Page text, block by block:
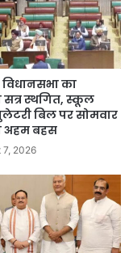
का
स्थगित, स्कूल
बिल पर सोमवार
अहम बहस
7, 2026